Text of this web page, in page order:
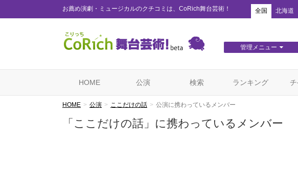
お薦め演劇・ミュージカルのクチコミは、CoRich舞台芸術！ 全国 北海道
管理メニュー
HOME 公演 検索 ランキング
HOME 公演 ここだけの話 公演に携わっているメンバー
「ここだけの話」に携わっているメンバー